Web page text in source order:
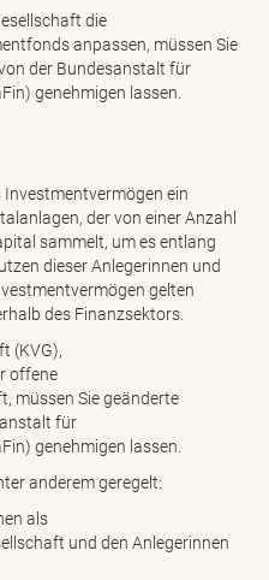
l
die
anpassen, müssen Sie
der Bundesanstalt für
genehmigen lassen.
ein
der von einer Anzahl
sammelt, um es entlang
dieser Anlegerinnen und
gelten
des Finanzsektors.
(KVG),
offene
müssen Sie geänderte
für
genehmigen lassen.
anderem geregelt:
als
und den Anlegerinnen